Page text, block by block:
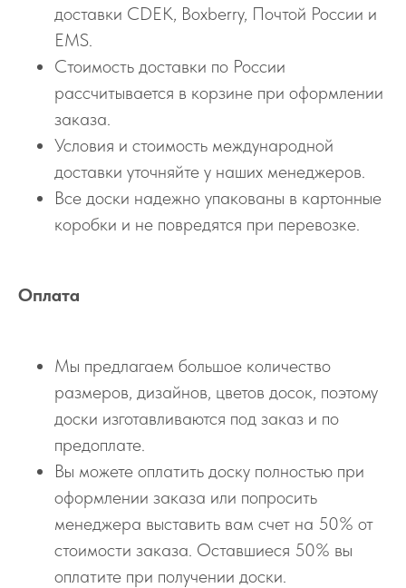
доставки CDEK, Boxberry, Почтой России и
EMS.
Стоимость доставки по России
рассчитывается в корзине при оформлении
заказа.
Условия и стоимость международной
доставки уточняйте у наших менеджеров.
Все доски надежно упакованы в картонные
коробки и не повредятся при перевозке.
Оплата
Мы предлагаем большое количество
размеров, дизайнов, цветов досок, поэтому
доски изготавливаются под заказ и по
предоплате.
Вы можете оплатить доску полностью при
оформлении заказа или попросить
менеджера выставить вам счет на 50% от
стоимости заказа. Оставшиеся 50% вы
оплатите при получении доски.